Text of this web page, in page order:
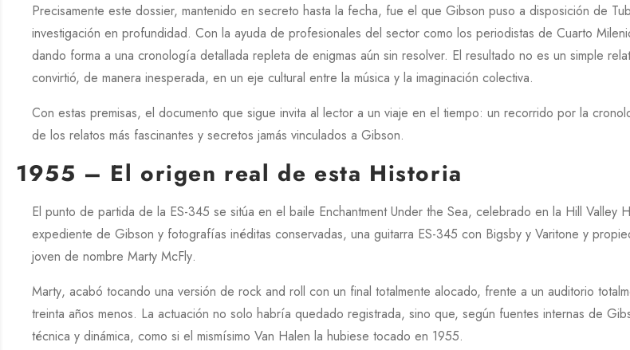
Precisamente este dossier, mantenido en secreto hasta la fecha, fue el que Gibson puso a disposición de
investigación en profundidad. Con la ayuda de profesionales del sector como los periodistas de Cuarto
dando forma a una cronología detallada repleta de enigmas aún sin resolver. El resultado no es un simple
convirtió, de manera inesperada, en un eje cultural entre la música y la imaginación colectiva.
Con estas premisas, el documento que sigue invita al lector a un viaje en el tiempo: un recorrido por la
de los relatos más fascinantes y secretos jamás vinculados a Gibson.
1955 – El origen real de esta Historia
El punto de partida de la ES-345 se sitúa en el baile Enchantment Under the Sea, celebrado en la Hill Valley
expediente de Gibson y fotografías inéditas conservadas, una guitarra ES-345 con Bigsby y Varitone y
joven de nombre Marty McFly.
Marty, acabó tocando una versión de rock and roll con un final totalmente alocado, frente a un auditorio
treinta años menos. La actuación no solo habría quedado registrada, sino que, según fuentes internas de
técnica y dinámica, como si el mismísimo Van Halen la hubiese tocado en 1955.